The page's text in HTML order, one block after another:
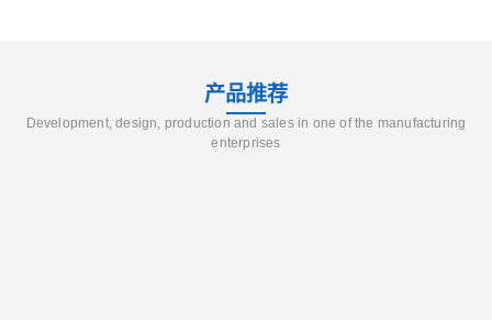
产品推荐
Development, design, production and sales in one of the manufacturing
enterprises